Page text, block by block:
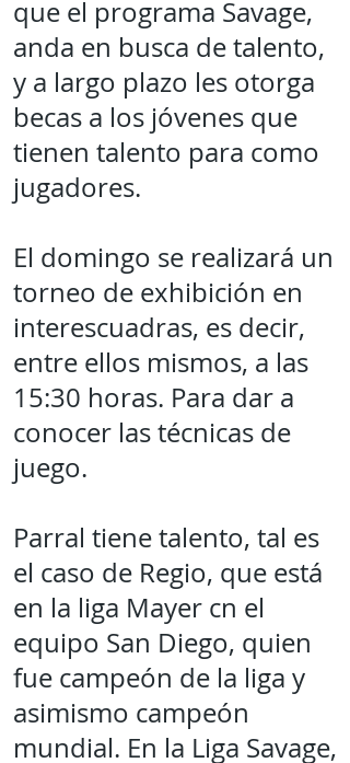
que el programa Savage,
anda en busca de talento,
y a largo plazo les otorga
becas a los jóvenes que
tienen talento para como
jugadores.
El domingo se realizará un
torneo de exhibición en
interescuadras, es decir,
entre ellos mismos, a las
15:30 horas. Para dar a
conocer las técnicas de
juego.
Parral tiene talento, tal es
el caso de Regio, que está
en la liga Mayer cn el
equipo San Diego, quien
fue campeón de la liga y
asimismo campeón
mundial. En la Liga Savage,